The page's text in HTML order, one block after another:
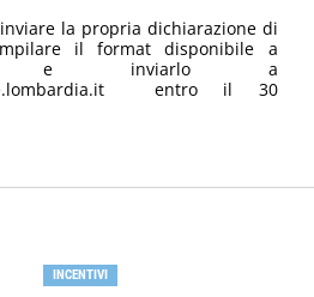
la propria dichiarazione di
il format disponibile a
inviarlo a
entro il 30
INCENTIVI